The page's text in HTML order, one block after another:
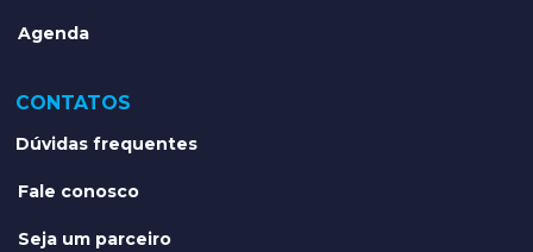
Agenda
CONTATOS
Dúvidas frequentes
Fale conosco
Seja um parceiro